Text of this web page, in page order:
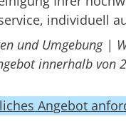
individuell
und Umgebung |
innerhalb von
Angebot